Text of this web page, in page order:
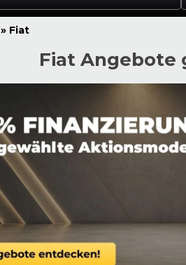
» Fiat
Fiat Angebote